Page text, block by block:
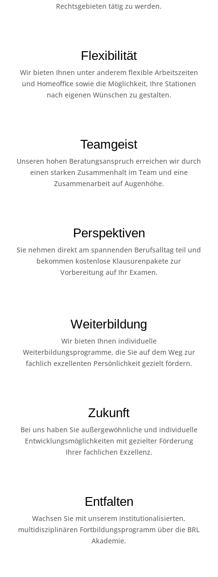
Rechtsgebieten tätig zu werden.
Flexibilität
Wir bieten Ihnen unter anderem flexible Arbeitszeiten
und Homeoffice sowie die Möglichkeit, Ihre Stationen
nach eigenen Wünschen zu gestalten.
Teamgeist
Unseren hohen Beratungsanspruch erreichen wir durch
einen starken Zusammenhalt im Team und eine
Zusammenarbeit auf Augenhöhe.
Perspektiven
Sie nehmen direkt am spannenden Berufsalltag teil und
bekommen kostenlose Klausurenpakete zur
Vorbereitung auf Ihr Examen.
Weiterbildung
Wir bieten Ihnen individuelle
Weiterbildungsprogramme, die Sie auf dem Weg zur
fachlich exzellenten Persönlichkeit gezielt fördern.
Zukunft
Bei uns haben Sie außergewöhnliche und individuelle
Entwicklungsmöglichkeiten mit gezielter Förderung
Ihrer fachlichen Exzellenz.
Entfalten
Wachsen Sie mit unserem institutionalisierten,
multidisziplinären Fortbildungsprogramm über die BRL
Akademie.